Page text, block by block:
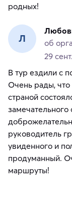
родных!
Л
об
29
В тур ездили с
Очень рады, что
страной
руководитель
увиденного и
продуманный.
маршруты!